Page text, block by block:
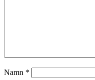
Namn *